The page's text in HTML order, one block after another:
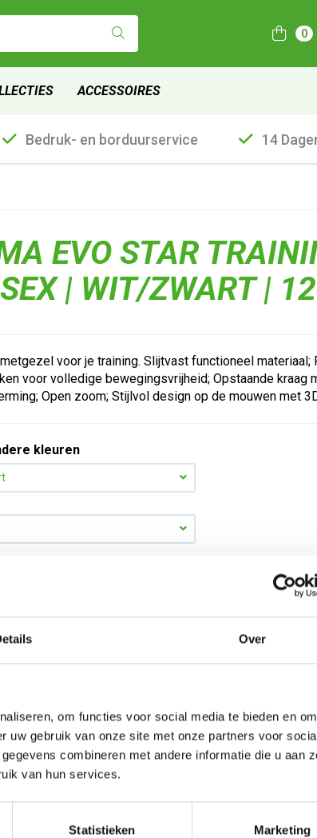
Over
om functies voor social media te bieden en
uw gebruik van onze site met onze partners voor
combineren met andere informatie die u aan
van hun services.
Statistieken Marketing
0
ACCESSOIRES
Bedruk- en borduurservice 14
EVO STAR
| WIT/ZWART |
voor je training. Slijtvast functioneel materiaal;
voor volledige bewegingsvrijheid; Opstaande kraag
Open zoom; Stijlvol design op de mouwen met
kleuren
vanaf €150,- exclusief BTW
Kies kleur/maat
-